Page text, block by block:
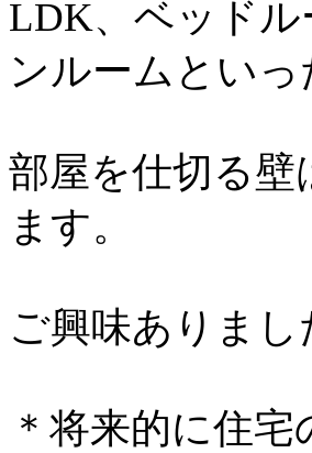
LDK、ベッド
ンルームとい
部屋を仕切る
ます。
ご興味ありま
＊将来的に住